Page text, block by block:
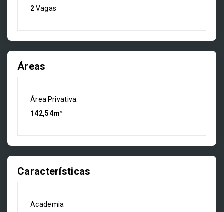
2Vagas
Áreas
Área Privativa:
142,54m²
Características
Academia